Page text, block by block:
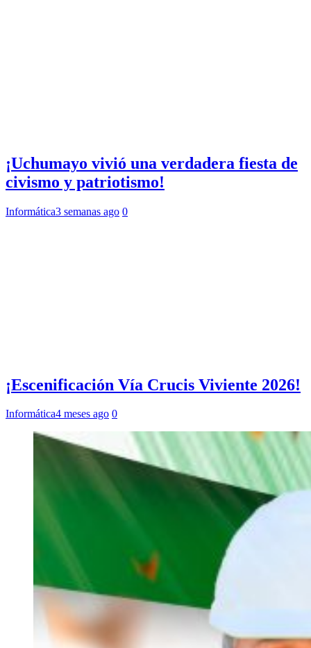
¡Uchumayo vivió una verdadera fiesta de
civismo y patriotismo!
Informática3 semanas ago 0
¡Escenificación Vía Crucis Viviente 2026!
Informática4 meses ago 0